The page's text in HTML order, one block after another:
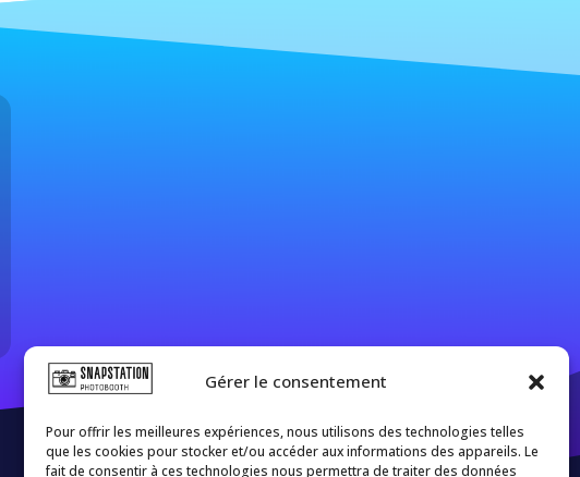
Gérer le consentement
Pour offrir les meilleures expériences, nous utilisons des technologies telles
que les cookies pour stocker et/ou accéder aux informations des appareils. Le
fait de consentir à ces technologies nous permettra de traiter des données